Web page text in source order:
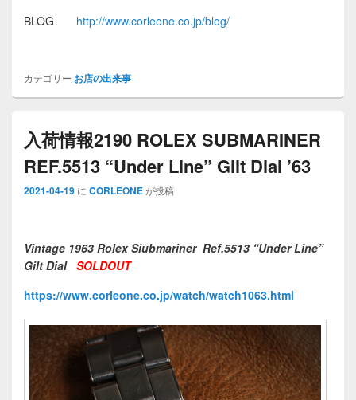
BLOG http://www.corleone.co.jp/blog/
カテゴリー お店の出来事
入荷情報2190 ROLEX SUBMARINER
REF.5513 “Under Line” Gilt Dial ’63
2021-04-19 に CORLEONEが投稿
Vintage 1963 Rolex Siubmariner Ref.5513 “Under Line”
Gilt Dial SOLDOUT
https://www.corleone.co.jp/watch/watch1063.html